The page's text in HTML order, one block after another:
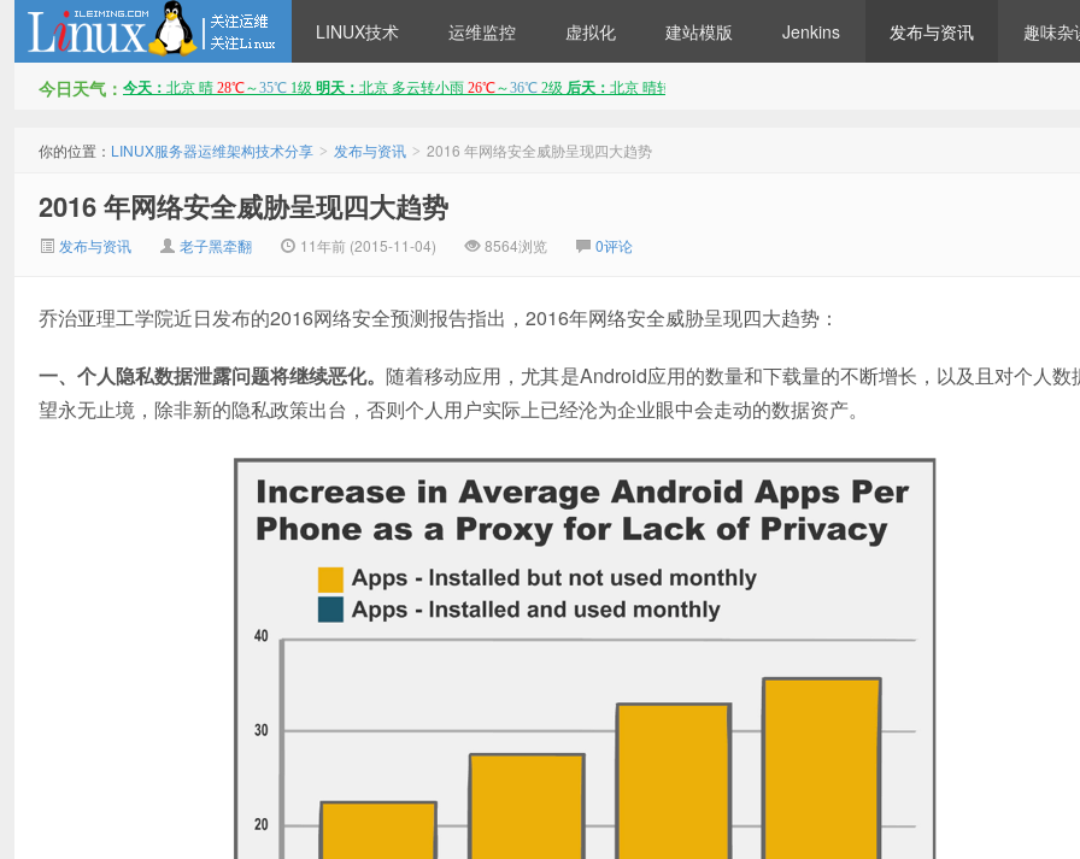
分享
LINUX技术 运维监控 虚拟化 建站模版 Jenkins 发布与资讯 趣味杂
今日天气：
你的位置： LINUX服务器运维架构技术分享 > 发布与资讯 > 2016 年网络安全威胁呈现四大趋势
2016 年网络安全威胁呈现四大趋势
发布与资讯 老子黑牵翻 11年前 (2015-11-04) 8564浏览 0评论
乔治亚理工学院近日发布的2016网络安全预测报告指出，2016年网络安全威胁呈现四大趋势：
一、个人隐私数据泄露问题将继续恶化。随着移动应用，尤其是Android应用的数量和下载量的不断增长，以及且对个人数
望永无止境，除非新的隐私政策出台，否则个人用户实际上已经沦为企业眼中会走动的数据资产。